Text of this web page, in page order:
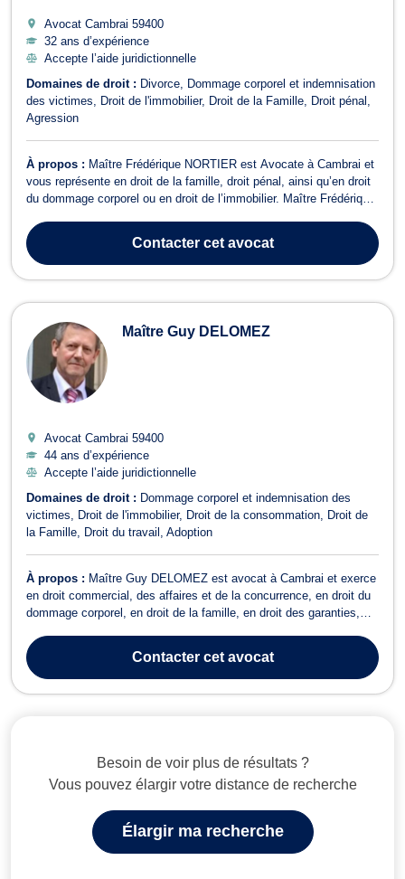
Avocat Cambrai 59400
32 ans d’expérience
Accepte l’aide juridictionnelle
Domaines de droit : Divorce
Dommage corporel et indemnisation
des victimes
Droit de l'immobilier Droit de la Famille
Droit pénal
Agression
À propos : Maître Frédérique NORTIER est Avocate à Cambrai et
vous représente en droit de la famille, droit pénal, ainsi qu’en droit
du dommage corporel ou en droit de l’immobilier. Maître Frédérique
pour toutes les conséquences liées à un divorce ou une séparation
(conséq...
Contactercet avocat
Maître Guy DELOMEZ
Avocat Cambrai 59400
44 ans d’expérience
Accepte l’aide juridictionnelle
Domaines de droit : Dommage corporel et indemnisation des
victimes
Droit de l'immobilier Droit de la consommation
Droit de
la Famille
Droit du travail Adoption
À propos : Maître Guy DELOMEZ est avocat à Cambrai et exerce
en droit commercial, des affaires et de la concurrence, en droit du
dommage corporel, en droit de la famille, en droit des garanties,
en droit de travail. Maître Guy DELOMEZ opère en droit
commercial, des af...Contactercet avocat
Besoin de voir plus de résultats ?
Vous pouvez élargir votre distance de recherche
Élargir ma recherche